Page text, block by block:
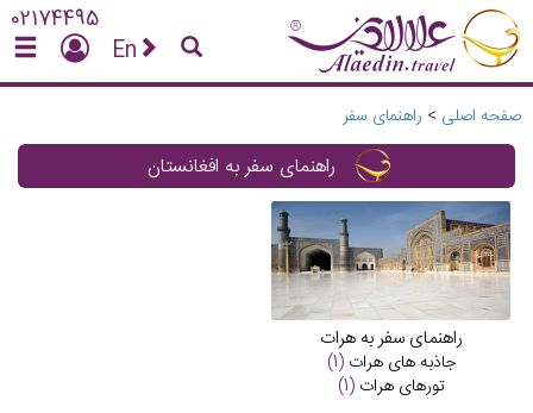
02174495
En
صفحه اصلی > راهنمای سفر
راهنمای سفر به افغانستان
راهنمای سفر به هرات
جاذبه های هرات (1)
تورهای هرات (1)